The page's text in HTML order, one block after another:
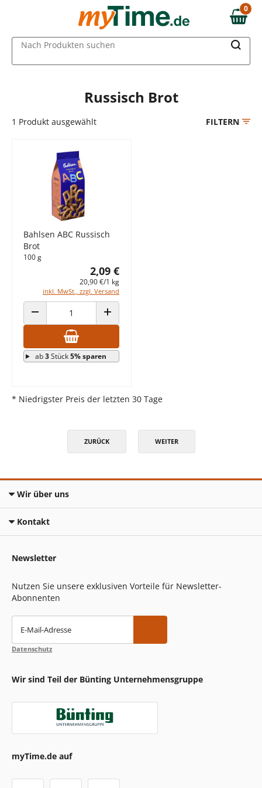
Zum Hauptinhalt springen
Zur Navigation springen
Zur Suche springen
0,00 €
0
Nach Produkten suchen
Russisch Brot
1 Produkt ausgewählt FILTERN
Bahlsen ABC Russisch
Brot
100 g
2,09 €
20,90 €/1 kg
inkl. MwSt., zzgl. Versand
ANZAHL VERRINGERN ANZAHL ERHÖHEN
ab3Stück5% sparen
* Niedrigster Preis der letzten 30 Tage
ZURÜCK WEITER
Wir über uns
Kontakt
Newsletter
Nutzen Sie unsere exklusiven Vorteile für Newsletter-
Abonnenten
E-Mail-Adresse
Datenschutz
Wir sind Teil der Bünting Unternehmensgruppe
myTime.de auf